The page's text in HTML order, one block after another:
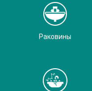
Раковины